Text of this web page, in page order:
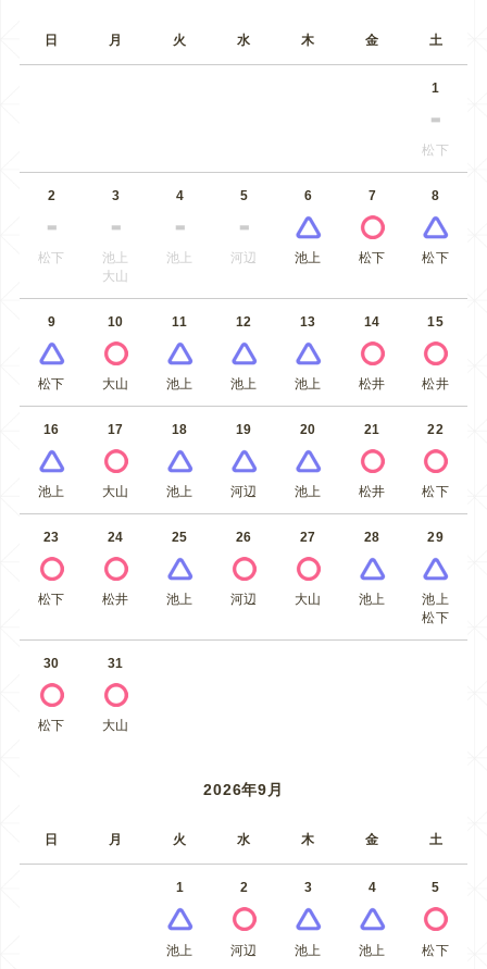
日 月 火 水 木 金 土
1
松下
2
松下
3
池上
大山
4
池上
5
河辺
6
池上
7
松下
8
松下
9
松下
10
大山
11
池上
12
池上
13
池上
14
松井
15
松井
16
池上
17
大山
18
池上
19
河辺
20
池上
21
松井
22
松下
23
松下
24
松井
25
池上
26
河辺
27
大山
28
池上
29
池上
松下
30
松下
31
大山
2026年9月
日 月 火 水 木 金 土
1
池上
2
河辺
3
池上
4
池上
5
松下